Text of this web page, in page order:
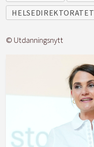
HELSEDIREKTORATET
© Utdanningsnytt